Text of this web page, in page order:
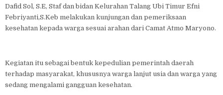
Dafid Sol, S.E, Staf dan bidan Kelurahan Talang Ubi Timur Efni
Febriyanti,S.Keb melakukan kunjungan dan pemeriksaan
kesehatan kepada warga sesuai arahan dari Camat Atmo Maryono.
Kegiatan itu sebagai bentuk kepedulian pemerintah daerah
terhadap masyarakat, khususnya warga lanjut usia dan warga yang
sedang mengalami gangguan kesehatan.